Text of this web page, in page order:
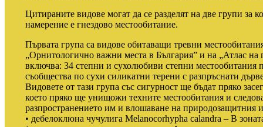
Цитираните видове могат да се разделят на две групи за
намерение е гнездово местообитание.
Първата група са видове обитаващи тревни
„Орнитологично важни места в България” и на „Атлас на
включва: 34 степни и сухолюбиви степни местообитания
съобщества по сухи силикатни терени с разпръснати
Видовете от тази група със сигурност ще бъдат пряко
което пряко ще унищожи техните местообитания и
разпространението им и влошаване на природозащитния
• дебелоклюна чучулига Melanocorhypha calandra – В